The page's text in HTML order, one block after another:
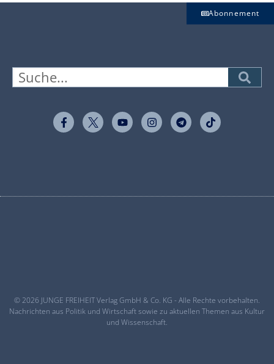
Abonnement
© 2026 JUNGE FREIHEIT Verlag GmbH & Co. KG - Alle Rechte vorbehalten.
Nachrichten aus Politik und Wirtschaft sowie zu aktuellen Themen aus Kultur
und Wissenschaft.